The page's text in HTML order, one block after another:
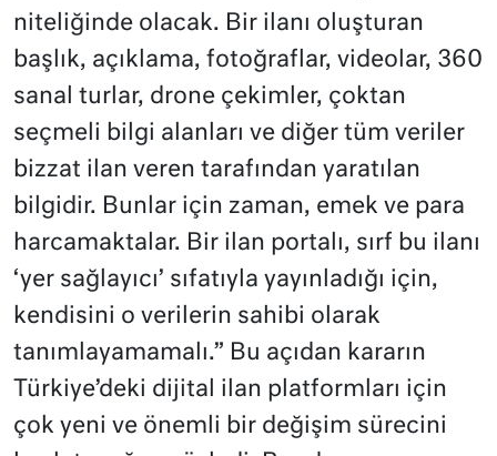
niteliğinde olacak. Bir ilanı oluşturan
başlık, açıklama, fotoğraflar, videolar, 360
sanal turlar, drone çekimler, çoktan
seçmeli bilgi alanları ve diğer tüm veriler
bizzat ilan veren tarafından yaratılan
bilgidir. Bunlar için zaman, emek ve para
harcamaktalar. Bir ilan portalı, sırf bu ilanı
‘yer sağlayıcı’ sıfatıyla yayınladığı için,
kendisini o verilerin sahibi olarak
tanımlayamamalı.” Bu açıdan kararın
Türkiye’deki dijital ilan platformları için
çok yeni ve önemli bir değişim sürecini